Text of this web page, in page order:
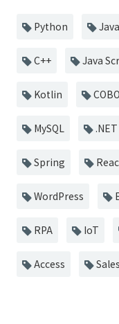
Python Java
C++ Java
Kotlin
MySQL .NET
Spring
WordPress
RPA IoT
Access